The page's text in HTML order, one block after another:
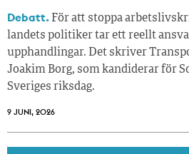
Debatt. För att stoppa
landets politiker tar ett reellt
upphandlingar. Det skriver
Joakim Borg, som kandiderar för
Sveriges riksdag.
9 JUNI, 2026